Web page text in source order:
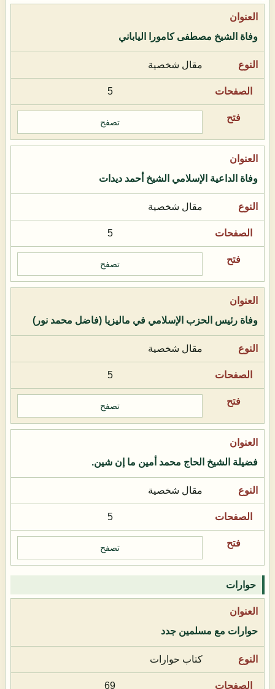
وفاة الشيخ مصطفى كامورا الياباني
مقال شخصية
5
تصفح
وفاة الداعية الإسلامي الشيخ أحمد ديدات
مقال شخصية
5
تصفح
وفاة رئيس الحزب الإسلامي في ماليزيا (فاضل محمد نور)
مقال شخصية
5
تصفح
فضيلة الشيخ الحاج محمد أمين ما إن شين.
مقال شخصية
5
تصفح
حوارات
حوارات مع مسلمين جدد
كتاب حوارات
69